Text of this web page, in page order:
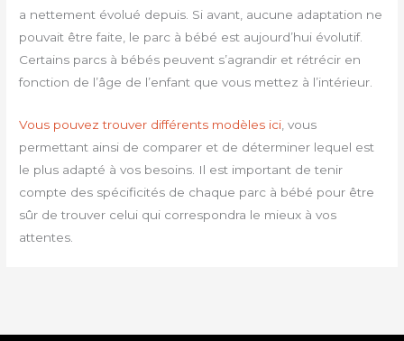
a nettement évolué depuis. Si avant, aucune adaptation ne
pouvait être faite, le parc à bébé est aujourd’hui évolutif.
Certains parcs à bébés peuvent s’agrandir et rétrécir en
fonction de l’âge de l’enfant que vous mettez à l’intérieur.
Vous pouvez trouver différents modèles ici , vous
permettant ainsi de comparer et de déterminer lequel est
le plus adapté à vos besoins. Il est important de tenir
compte des spécificités de chaque parc à bébé pour être
sûr de trouver celui qui correspondra le mieux à vos
attentes.